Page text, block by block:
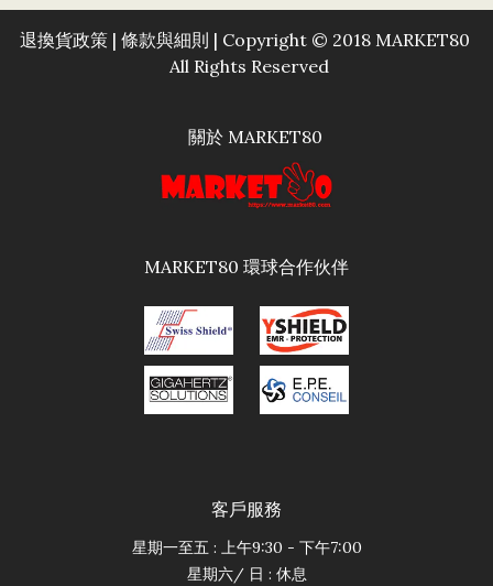
退換貨政策| 條款與細則 | Copyright © 2018 MARKET80
All Rights Reserved
關於 MARKET80
MARKET80 環球合作伙伴
客戶服務
星期一至五 : 上午9:30 - 下午7:00
星期六/ 日 : 休息